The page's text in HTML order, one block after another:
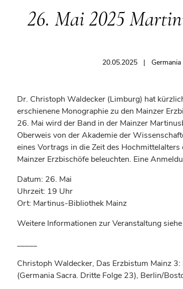
26. Mai 2025
20.05.2025
Dr. Christoph Waldecker (Limburg) hat
erschienene Monographie zu den Mainzer
26. Mai wird der Band in der Mainzer
Oberweis von der Akademie der
eines Vortrags in die Zeit des
Mainzer Erzbischöfe beleuchten. Eine
Datum: 26. Mai
Uhrzeit: 19 Uhr
Ort: Martinus-Bibliothek Mainz
Weitere Informationen zur Veranstaltung siehe
_____
Christoph Waldecker, Das Erzbistum Mainz 3:
(Germania Sacra. Dritte Folge 23), Berlin/